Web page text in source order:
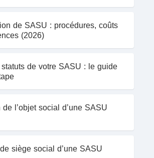
de SASU : procédures, coûts
(2026)
de votre SASU : le guide
l’objet social d’une SASU
siège social d’une SASU